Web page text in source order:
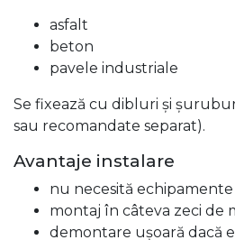
asfalt
beton
pavele industriale
Se fixează cu dibluri și
sau recomandate separat).
Avantaje instalare
nu necesită echipamente
montaj în câteva zeci de
demontare ușoară dacă